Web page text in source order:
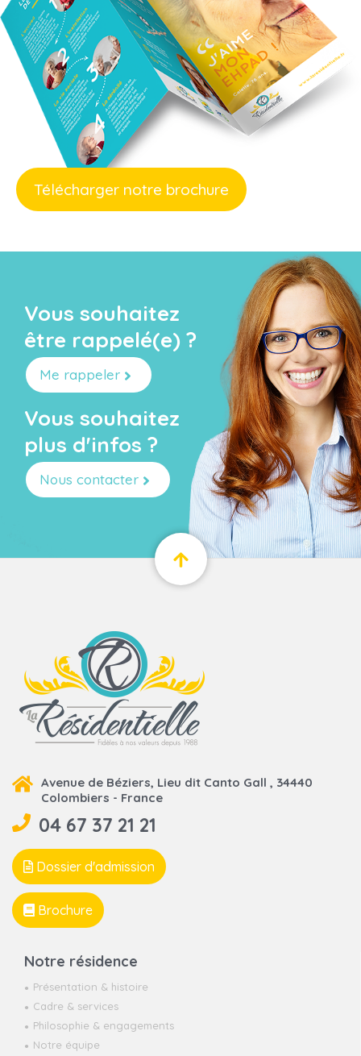
Télécharger notre brochure
Vous souhaitez
être rappelé(e) ?
Me rappeler
Vous souhaitez
plus d'infos ?
Nous contacter
Avenue de Béziers, Lieu dit Canto Gall , 34440
Colombiers - France
04 67 37 21 21
Dossier d'admission
Brochure
Notre résidence
Présentation & histoire
Cadre & services
Philosophie & engagements
Notre équipe